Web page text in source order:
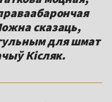
сказаць,
для шмат
Кісляк.